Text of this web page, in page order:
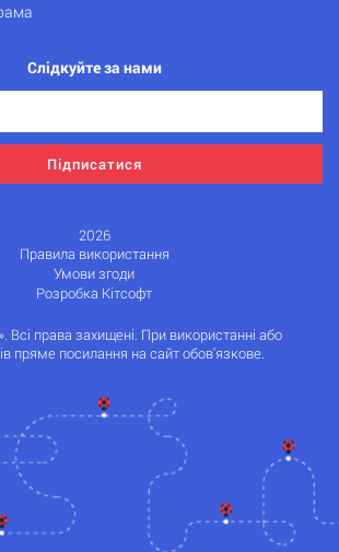
Слідкуйте за нами
Підписатися
2026
Правила використання
Умови згоди
Розробка Кітсофт
права захищені. При використанні або
пряме посилання на сайт обов'язкове.